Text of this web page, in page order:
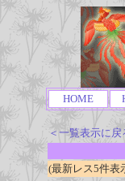
HOME
＜一覧表示に戻
(最新レス5件表